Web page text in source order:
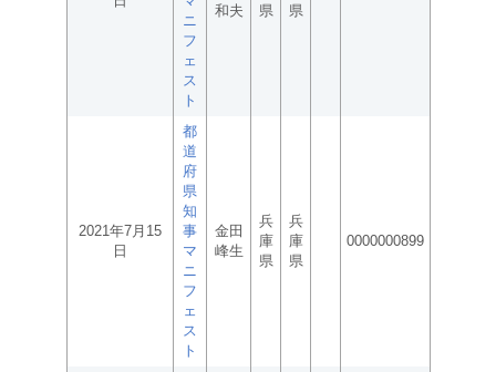
ニ
フ
ェ
ス
ト
和夫 県 県
2021年7月15
日
都
道
府
県
知
事
マ
ニ
フ
ェ
ス
ト
金田
峰生
兵
庫
県
兵
庫
県
0000000899